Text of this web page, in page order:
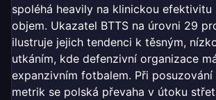
spoléhá heavily na klinickou efektivitu
objem. Ukazatel BTTS na úrovni 29
ilustruje jejich tendenci k těsným,
utkáním, kde defenzivní organizace
expanzivním fotbalem. Při
metrik se polská převaha v útoku